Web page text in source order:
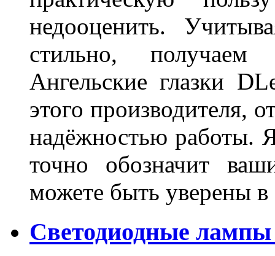
недооценить.
стильно,
Ангельские глазки
этого производителя,
надёжностью работы.
точно обозначит
можете быть уверены
Светодиодные